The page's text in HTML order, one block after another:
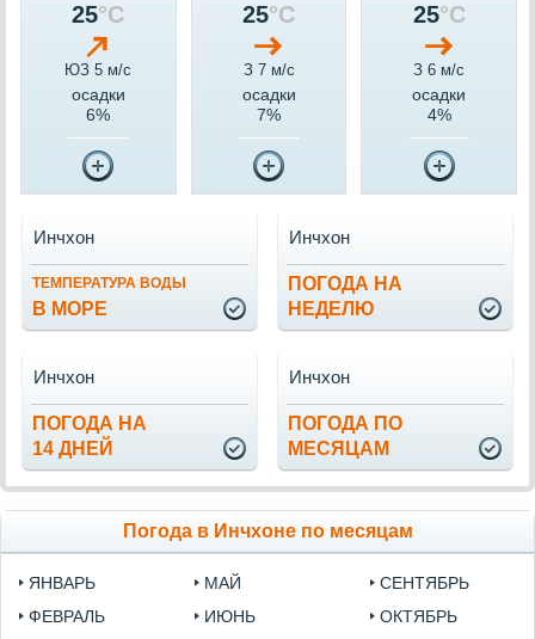
25°C
ЮЗ 5 м/c
осадки
6%
25°C
З 7 м/c
осадки
7%
25°C
З 6 м/c
осадки
4%
ТЕМПЕРАТУРА ВОДЫ
В МОРЕ
Инчхон
ПОГОДА НА
НЕДЕЛЮ
Инчхон
ПОГОДА НА
14 ДНЕЙ
Инчхон
ПОГОДА ПО
МЕСЯЦАМ
Инчхон
Погода в Инчхоне по месяцам
ЯНВАРЬ
ФЕВРАЛЬ
МАЙ
ИЮНЬ
СЕНТЯБРЬ
ОКТЯБРЬ